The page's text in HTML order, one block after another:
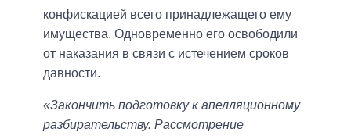
конфискацией всего принадлежащего ему
имущества. Одновременно его освободили
от наказания в связи с истечением сроков
давности.
«Закончить подготовку к апелляционному
разбирательству. Рассмотрение